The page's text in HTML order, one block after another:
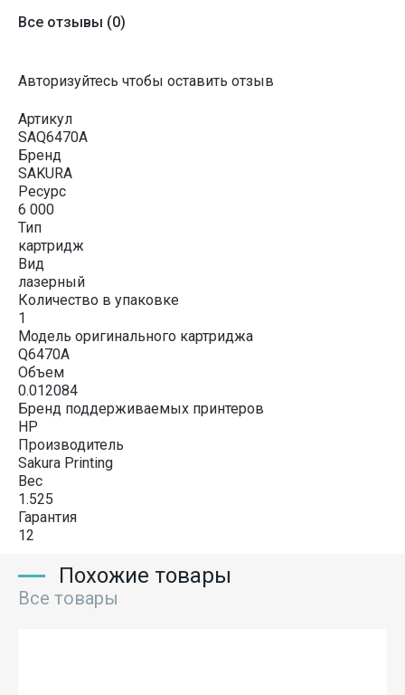
Все отзывы (0)
Авторизуйтесь чтобы оставить отзыв
Артикул
SAQ6470A
Бренд
SAKURA
Ресурс
6 000
Тип
картридж
Вид
лазерный
Количество в упаковке
1
Модель оригинального картриджа
Q6470A
Объем
0.012084
Бренд поддерживаемых принтеров
HP
Производитель
Sakura Printing
Вес
1.525
Гарантия
12
Похожие товары
Все товары